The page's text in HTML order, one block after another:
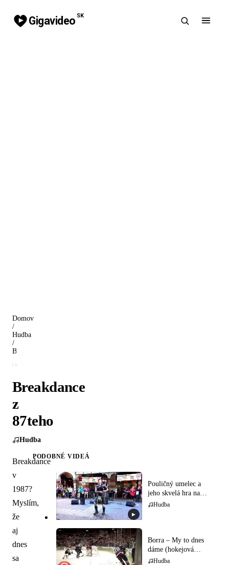
Gigavideo SK
Domov
/
Hudba
/
Breakdance
z
87teho
Hudba
Breakdance
v
1987?
Myslím,
že
aj
dnes
sa
PODOBNÉ VIDEÁ
▶
Pouličný umelec a
jeho skvelá hra na
gajdy
Hudba
Borra – My to dnes
dáme (hokejová
hymna)
Hudba